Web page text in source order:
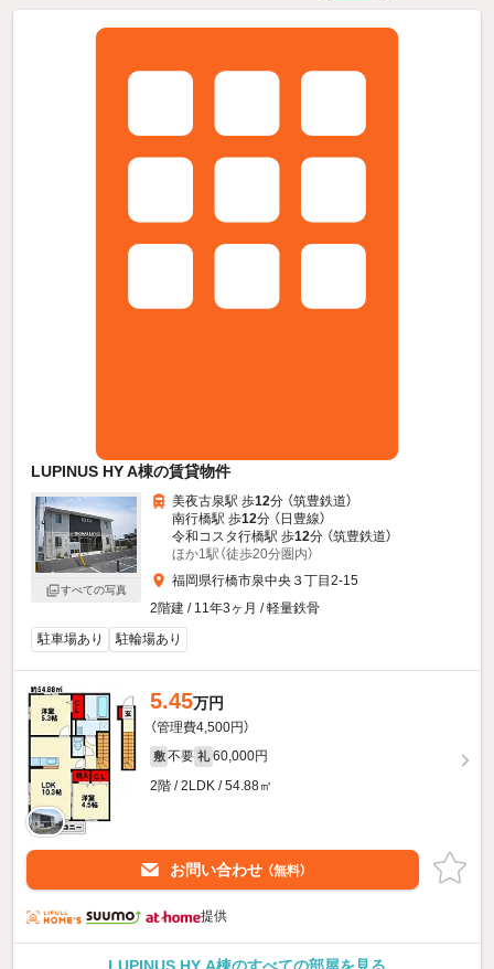
LUPINUS HY A棟の賃貸物件
すべての写真
美夜古泉駅 歩12分 （筑豊鉄道）
南行橋駅 歩12分 （日豊線）
令和コスタ行橋駅 歩12分 （筑豊鉄道）
ほか1駅（徒歩20分圏内）
福岡県行橋市泉中央３丁目2-15
2階建 / 11年3ヶ月 / 軽量鉄骨
駐車場あり
駐輪場あり
5.45万円
（管理費4,500円）
敷 不要 礼 60,000円
2階 / 2LDK / 54.88㎡
お問い合わせ （無料）
提供